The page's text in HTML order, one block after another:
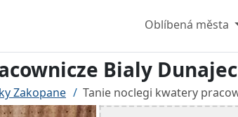
Oblíbená města
Bialy Dunajec
Zakopane Tanie noclegi kwatery